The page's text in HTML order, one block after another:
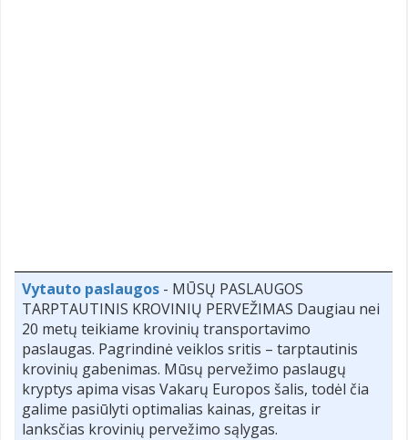
Vytauto paslaugos - MŪSŲ PASLAUGOS
TARPTAUTINIS KROVINIŲ PERVEŽIMAS Daugiau nei
20 metų teikiame krovinių transportavimo
paslaugas. Pagrindinė veiklos sritis – tarptautinis
krovinių gabenimas. Mūsų pervežimo paslaugų
kryptys apima visas Vakarų Europos šalis, todėl čia
galime pasiūlyti optimalias kainas, greitas ir
lanksčias krovinių pervežimo sąlygas.